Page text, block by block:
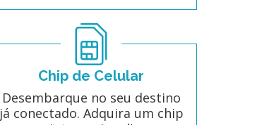
Chip de Celular
Desembarque no seu destino
já conectado. Adquira um chip